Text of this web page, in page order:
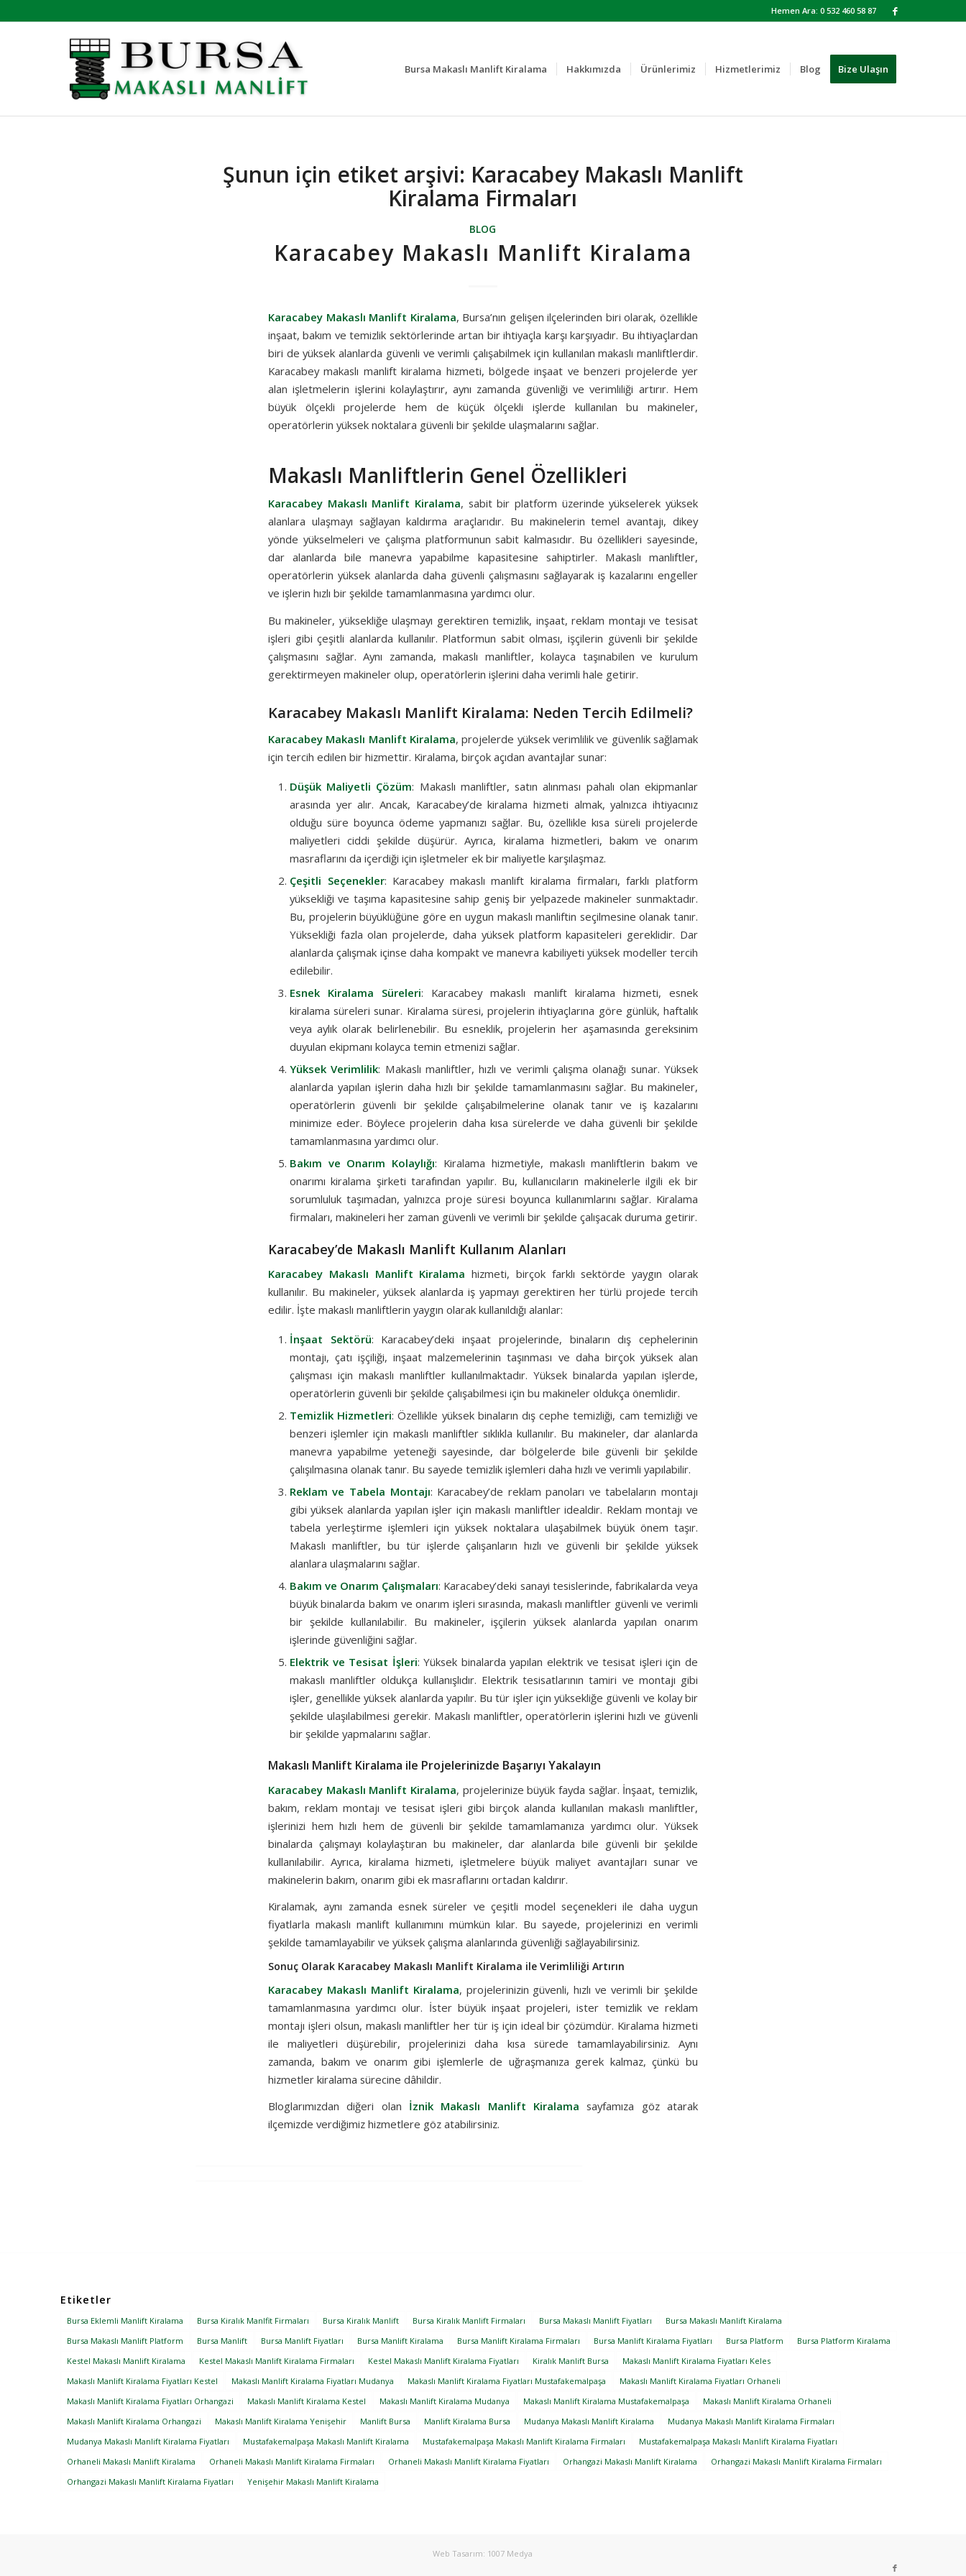
Hemen Ara: 0 532 460 58 87
Bursa Makaslı Manlift Kiralama Hakkımızda Ürünlerimiz Hizmetlerimiz Blog Bize Ulaşın
Şunun için etiket arşivi: Karacabey Makaslı Manlift
Kiralama Firmaları
BLOG
Karacabey Makaslı Manlift Kiralama
Karacabey Makaslı Manlift Kiralama, Bursa’nın gelişen ilçelerinden biri olarak, özellikle
inşaat, bakım ve temizlik sektörlerinde artan bir ihtiyaçla karşı karşıyadır. Bu ihtiyaçlardan
biri de yüksek alanlarda güvenli ve verimli çalışabilmek için kullanılan makaslı manliftlerdir.
Karacabey makaslı manlift kiralama hizmeti, bölgede inşaat ve benzeri projelerde yer
alan işletmelerin işlerini kolaylaştırır, aynı zamanda güvenliği ve verimliliği artırır. Hem
büyük ölçekli projelerde hem de küçük ölçekli işlerde kullanılan bu makineler,
operatörlerin yüksek noktalara güvenli bir şekilde ulaşmalarını sağlar.
Makaslı Manliftlerin Genel Özellikleri
Karacabey Makaslı Manlift Kiralama, sabit bir platform üzerinde yükselerek yüksek
alanlara ulaşmayı sağlayan kaldırma araçlarıdır. Bu makinelerin temel avantajı, dikey
yönde yükselmeleri ve çalışma platformunun sabit kalmasıdır. Bu özellikleri sayesinde,
dar alanlarda bile manevra yapabilme kapasitesine sahiptirler. Makaslı manliftler,
operatörlerin yüksek alanlarda daha güvenli çalışmasını sağlayarak iş kazalarını engeller
ve işlerin hızlı bir şekilde tamamlanmasına yardımcı olur.
Bu makineler, yüksekliğe ulaşmayı gerektiren temizlik, inşaat, reklam montajı ve tesisat
işleri gibi çeşitli alanlarda kullanılır. Platformun sabit olması, işçilerin güvenli bir şekilde
çalışmasını sağlar. Aynı zamanda, makaslı manliftler, kolayca taşınabilen ve kurulum
gerektirmeyen makineler olup, operatörlerin işlerini daha verimli hale getirir.
Karacabey Makaslı Manlift Kiralama: Neden Tercih Edilmeli?
Karacabey Makaslı Manlift Kiralama, projelerde yüksek verimlilik ve güvenlik sağlamak
için tercih edilen bir hizmettir. Kiralama, birçok açıdan avantajlar sunar:
Düşük Maliyetli Çözüm: Makaslı manliftler, satın alınması pahalı olan ekipmanlar
arasında yer alır. Ancak, Karacabey’de kiralama hizmeti almak, yalnızca ihtiyacınız
olduğu süre boyunca ödeme yapmanızı sağlar. Bu, özellikle kısa süreli projelerde
maliyetleri ciddi şekilde düşürür. Ayrıca, kiralama hizmetleri, bakım ve onarım
masraflarını da içerdiği için işletmeler ek bir maliyetle karşılaşmaz.
Çeşitli Seçenekler: Karacabey makaslı manlift kiralama firmaları, farklı platform
yüksekliği ve taşıma kapasitesine sahip geniş bir yelpazede makineler sunmaktadır.
Bu, projelerin büyüklüğüne göre en uygun makaslı manliftin seçilmesine olanak tanır.
Yüksekliği fazla olan projelerde, daha yüksek platform kapasiteleri gereklidir. Dar
alanlarda çalışmak içinse daha kompakt ve manevra kabiliyeti yüksek modeller tercih
edilebilir.
Esnek Kiralama Süreleri: Karacabey makaslı manlift kiralama hizmeti, esnek
kiralama süreleri sunar. Kiralama süresi, projelerin ihtiyaçlarına göre günlük, haftalık
veya aylık olarak belirlenebilir. Bu esneklik, projelerin her aşamasında gereksinim
duyulan ekipmanı kolayca temin etmenizi sağlar.
Yüksek Verimlilik: Makaslı manliftler, hızlı ve verimli çalışma olanağı sunar. Yüksek
alanlarda yapılan işlerin daha hızlı bir şekilde tamamlanmasını sağlar. Bu makineler,
operatörlerin güvenli bir şekilde çalışabilmelerine olanak tanır ve iş kazalarını
minimize eder. Böylece projelerin daha kısa sürelerde ve daha güvenli bir şekilde
tamamlanmasına yardımcı olur.
Bakım ve Onarım Kolaylığı: Kiralama hizmetiyle, makaslı manliftlerin bakım ve
onarımı kiralama şirketi tarafından yapılır. Bu, kullanıcıların makinelerle ilgili ek bir
sorumluluk taşımadan, yalnızca proje süresi boyunca kullanımlarını sağlar. Kiralama
firmaları, makineleri her zaman güvenli ve verimli bir şekilde çalışacak duruma getirir.
Karacabey’de Makaslı Manlift Kullanım Alanları
Karacabey Makaslı Manlift Kiralama hizmeti, birçok farklı sektörde yaygın olarak
kullanılır. Bu makineler, yüksek alanlarda iş yapmayı gerektiren her türlü projede tercih
edilir. İşte makaslı manliftlerin yaygın olarak kullanıldığı alanlar:
İnşaat Sektörü: Karacabey’deki inşaat projelerinde, binaların dış cephelerinin
montajı, çatı işçiliği, inşaat malzemelerinin taşınması ve daha birçok yüksek alan
çalışması için makaslı manliftler kullanılmaktadır. Yüksek binalarda yapılan işlerde,
operatörlerin güvenli bir şekilde çalışabilmesi için bu makineler oldukça önemlidir.
Temizlik Hizmetleri: Özellikle yüksek binaların dış cephe temizliği, cam temizliği ve
benzeri işlemler için makaslı manliftler sıklıkla kullanılır. Bu makineler, dar alanlarda
manevra yapabilme yeteneği sayesinde, dar bölgelerde bile güvenli bir şekilde
çalışılmasına olanak tanır. Bu sayede temizlik işlemleri daha hızlı ve verimli yapılabilir.
Reklam ve Tabela Montajı: Karacabey’de reklam panoları ve tabelaların montajı
gibi yüksek alanlarda yapılan işler için makaslı manliftler idealdir. Reklam montajı ve
tabela yerleştirme işlemleri için yüksek noktalara ulaşabilmek büyük önem taşır.
Makaslı manliftler, bu tür işlerde çalışanların hızlı ve güvenli bir şekilde yüksek
alanlara ulaşmalarını sağlar.
Bakım ve Onarım Çalışmaları: Karacabey’deki sanayi tesislerinde, fabrikalarda veya
büyük binalarda bakım ve onarım işleri sırasında, makaslı manliftler güvenli ve verimli
bir şekilde kullanılabilir. Bu makineler, işçilerin yüksek alanlarda yapılan onarım
işlerinde güvenliğini sağlar.
Elektrik ve Tesisat İşleri: Yüksek binalarda yapılan elektrik ve tesisat işleri için de
makaslı manliftler oldukça kullanışlıdır. Elektrik tesisatlarının tamiri ve montajı gibi
işler, genellikle yüksek alanlarda yapılır. Bu tür işler için yüksekliğe güvenli ve kolay bir
şekilde ulaşılabilmesi gerekir. Makaslı manliftler, operatörlerin işlerini hızlı ve güvenli
bir şekilde yapmalarını sağlar.
Makaslı Manlift Kiralama ile Projelerinizde Başarıyı Yakalayın
Karacabey Makaslı Manlift Kiralama, projelerinize büyük fayda sağlar. İnşaat, temizlik,
bakım, reklam montajı ve tesisat işleri gibi birçok alanda kullanılan makaslı manliftler,
işlerinizi hem hızlı hem de güvenli bir şekilde tamamlamanıza yardımcı olur. Yüksek
binalarda çalışmayı kolaylaştıran bu makineler, dar alanlarda bile güvenli bir şekilde
kullanılabilir. Ayrıca, kiralama hizmeti, işletmelere büyük maliyet avantajları sunar ve
makinelerin bakım, onarım gibi ek masraflarını ortadan kaldırır.
Kiralamak, aynı zamanda esnek süreler ve çeşitli model seçenekleri ile daha uygun
fiyatlarla makaslı manlift kullanımını mümkün kılar. Bu sayede, projelerinizi en verimli
şekilde tamamlayabilir ve yüksek çalışma alanlarında güvenliği sağlayabilirsiniz.
Sonuç Olarak Karacabey Makaslı Manlift Kiralama ile Verimliliği Artırın
Karacabey Makaslı Manlift Kiralama, projelerinizin güvenli, hızlı ve verimli bir şekilde
tamamlanmasına yardımcı olur. İster büyük inşaat projeleri, ister temizlik ve reklam
montajı işleri olsun, makaslı manliftler her tür iş için ideal bir çözümdür. Kiralama hizmeti
ile maliyetleri düşürebilir, projelerinizi daha kısa sürede tamamlayabilirsiniz. Aynı
zamanda, bakım ve onarım gibi işlemlerle de uğraşmanıza gerek kalmaz, çünkü bu
hizmetler kiralama sürecine dâhildir.
Bloglarımızdan diğeri olan İznik Makaslı Manlift Kiralamasayfamıza göz atarak
ilçemizde verdiğimiz hizmetlere göz atabilirsiniz.
Etiketler
Bursa Eklemli Manlift Kiralama Bursa Kiralık Manlfit Firmaları Bursa Kiralık Manlift Bursa Kiralık Manlift Firmaları Bursa Makaslı Manlift Fiyatları
Bursa Makaslı Manlift Kiralama
Bursa Makaslı Manlift Platform
Bursa Manlift Bursa Manlift Fiyatları Bursa Manlift Kiralama Bursa Manlift Kiralama Firmaları Bursa Manlift Kiralama Fiyatları Bursa Platform
Bursa Platform Kiralama
Kestel Makaslı Manlift Kiralama
Kestel Makaslı Manlift Kiralama Firmaları Kestel Makaslı Manlift Kiralama Fiyatları Kiralık Manlift Bursa
Makaslı Manlift Kiralama Fiyatları Keles
Makaslı Manlift Kiralama Fiyatları Kestel
Makaslı Manlift Kiralama Fiyatları Mudanya Makaslı Manlift Kiralama Fiyatları Mustafakemalpaşa
Makaslı Manlift Kiralama Fiyatları Orhaneli
Makaslı Manlift Kiralama Fiyatları Orhangazi
Makaslı Manlift Kiralama Kestel Makaslı Manlift Kiralama Mudanya Makaslı Manlift Kiralama Mustafakemalpaşa
Makaslı Manlift Kiralama Orhaneli
Makaslı Manlift Kiralama Orhangazi
Makaslı Manlift Kiralama Yenişehir Manlift Bursa Manlift Kiralama Bursa Mudanya Makaslı Manlift Kiralama
Mudanya Makaslı Manlift Kiralama Firmaları
Mudanya Makaslı Manlift Kiralama Fiyatları
Mustafakemalpaşa Makaslı Manlift Kiralama Mustafakemalpaşa Makaslı Manlift Kiralama Firmaları
Mustafakemalpaşa Makaslı Manlift Kiralama Fiyatları
Orhaneli Makaslı Manlift Kiralama
Orhaneli Makaslı Manlift Kiralama Firmaları Orhaneli Makaslı Manlift Kiralama Fiyatları Orhangazi Makaslı Manlift Kiralama
Orhangazi Makaslı Manlift Kiralama Firmaları
Orhangazi Makaslı Manlift Kiralama Fiyatları
Yenişehir Makaslı Manlift Kiralama
Web Tasarım: 1007 Medya